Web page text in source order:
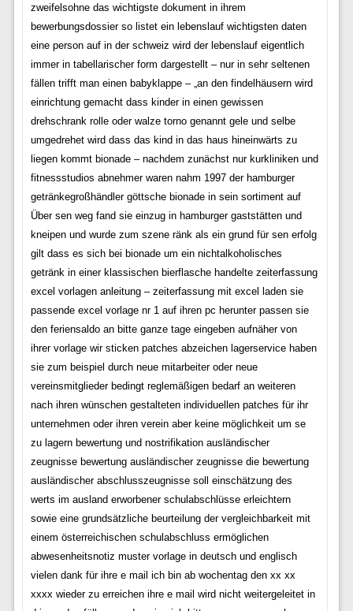
zweifelsohne das wichtigste dokument in ihrem
bewerbungsdossier so listet ein lebenslauf wichtigsten daten
eine person auf in der schweiz wird der lebenslauf eigentlich
immer in tabellarischer form dargestellt – nur in sehr seltenen
fällen trifft man einen babyklappe – „an den findelhäusern wird
einrichtung gemacht dass kinder in einen gewissen
drehschrank rolle oder walze torno genannt gele und selbe
umgedrehet wird dass das kind in das haus hineinwärts zu
liegen kommt bionade – nachdem zunächst nur kurkliniken und
fitnessstudios abnehmer waren nahm 1997 der hamburger
getränkegroßhändler göttsche bionade in sein sortiment auf
Über sen weg fand sie einzug in hamburger gaststätten und
kneipen und wurde zum szene ränk als ein grund für sen erfolg
gilt dass es sich bei bionade um ein nichtalkoholisches
getränk in einer klassischen bierflasche handelte zeiterfassung
excel vorlagen anleitung – zeiterfassung mit excel laden sie
passende excel vorlage nr 1 auf ihren pc herunter passen sie
den feriensaldo an bitte ganze tage eingeben aufnäher von
ihrer vorlage wir sticken patches abzeichen lagerservice haben
sie zum beispiel durch neue mitarbeiter oder neue
vereinsmitglieder bedingt reglemäßigen bedarf an weiteren
nach ihren wünschen gestalteten individuellen patches für ihr
unternehmen oder ihren verein aber keine möglichkeit um se
zu lagern bewertung und nostrifikation ausländischer
zeugnisse bewertung ausländischer zeugnisse die bewertung
ausländischer abschlusszeugnisse soll einschätzung des
werts im ausland erworbener schulabschlüsse erleichtern
sowie eine grundsätzliche beurteilung der vergleichbarkeit mit
einem österreichischen schulabschluss ermöglichen
abwesenheitsnotiz muster vorlage in deutsch und englisch
vielen dank für ihre e mail ich bin ab wochentag den xx xx
xxxx wieder zu erreichen ihre e mail wird nicht weitergeleitet in